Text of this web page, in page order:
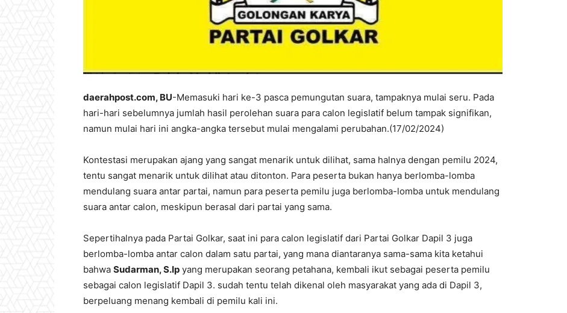
daerahpost.com, BU-Memasuki hari ke-3 pasca pemungutan suara, tampaknya mulai seru. Pada
hari-hari sebelumnya jumlah hasil perolehan suara para calon legislatif belum tampak signifikan,
namun mulai hari ini angka-angka tersebut mulai mengalami perubahan.(17/02/2024)
Kontestasi merupakan ajang yang sangat menarik untuk dilihat, sama halnya dengan pemilu 2024,
tentu sangat menarik untuk dilihat atau ditonton. Para peserta bukan hanya berlomba-lomba
mendulang suara antar partai, namun para peserta pemilu juga berlomba-lomba untuk mendulang
suara antar calon, meskipun berasal dari partai yang sama.
Sepertihalnya pada Partai Golkar, saat ini para calon legislatif dari Partai Golkar Dapil 3 juga
berlomba-lomba antar calon dalam satu partai, yang mana diantaranya sama-sama kita ketahui
bahwa Sudarman, S.Ip yang merupakan seorang petahana, kembali ikut sebagai peserta pemilu
sebagai calon legislatif Dapil 3. sudah tentu telah dikenal oleh masyarakat yang ada di Dapil 3,
berpeluang menang kembali di pemilu kali ini.